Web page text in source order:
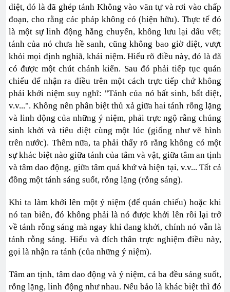
diệt, đó là đã ghép tánh Không vào văn tự và rơi vào chấp
đoạn, cho rằng các pháp không có (hiện hữu). Thực tế đó
là một sự linh động hằng chuyển, không lưu lại dấu vết;
tánh của nó chưa hề sanh, cũng không bao giờ diệt, vượt
khỏi mọi định nghiã, khái niệm. Hiểu rõ điều này, đó là đã
có được một chút chánh kiến. Sau đó phải tiếp tục quán
chiếu để nhận ra điều trên một cách trực tiếp chứ không
phải khởi niệm suy nghĩ: "Tánh của nó bất sinh, bất diệt,
v.v...". Không nên phân biệt thủ xả giữa hai tánh rỗng lặng
và linh động của những ý niệm, phải trực ngộ rằng chúng
sinh khởi và tiêu diệt cùng một lúc (giống như vẽ hình
trên nước). Thêm nữa, ta phải thấy rõ rằng không có một
sự khác biệt nào giữa tánh của tâm và vật, giữa tâm an tịnh
và tâm dao động, giữa tâm quá khứ và hiện tại, v.v... Tất cả
đồng một tánh sáng suốt, rỗng lặng (rỗng sáng).
Khi ta làm khởi lên một ý niệm (để quán chiếu) hoặc khi
nó tan biến, đó không phải là nó được khởi lên rồi lại trở
về tánh rỗng sáng mà ngay khi đang khởi, chính nó vẫn là
tánh rỗng sáng. Hiểu và đích thân trực nghiệm điều này,
gọi là nhận ra tánh (của những ý niệm).
Tâm an tịnh, tâm dao động và ý niệm, cả ba đều sáng suốt,
rỗng lặng, linh động như nhau. Nếu bảo là khác biệt thì đó